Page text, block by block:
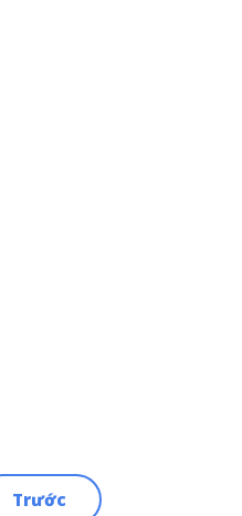
Trước